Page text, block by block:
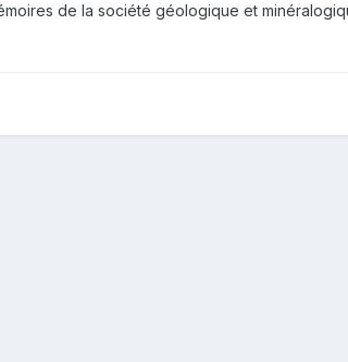
de la société géologique et